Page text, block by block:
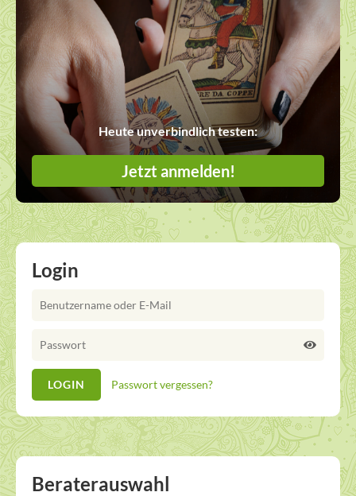
Heute unverbindlich testen:
Jetzt anmelden!
Login
Passwort vergessen?
Beraterauswahl